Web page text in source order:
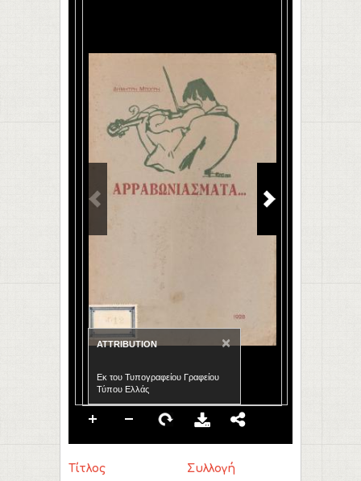
ATTRIBUTION ×
Εκ του Τυπογραφείου Γραφείου
Τύπου Ελλάς
Τίτλος Συλλογή